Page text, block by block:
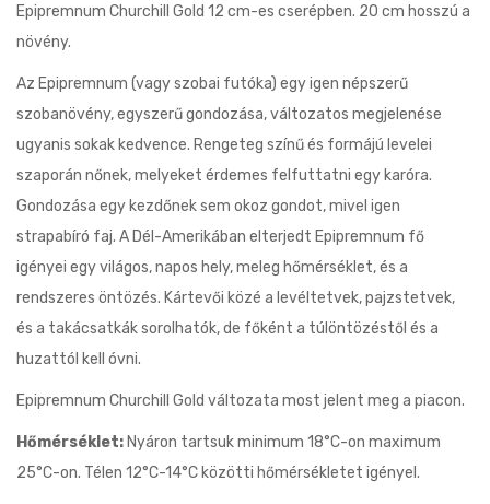
Epipremnum Churchill Gold 12 cm-es cserépben. 20 cm hosszú a
növény.
Az Epipremnum (vagy szobai futóka) egy igen népszerű
szobanövény, egyszerű gondozása, változatos megjelenése
ugyanis sokak kedvence. Rengeteg színű és formájú levelei
szaporán nőnek, melyeket érdemes felfuttatni egy karóra.
Gondozása egy kezdőnek sem okoz gondot, mivel igen
strapabíró faj. A Dél-Amerikában elterjedt Epipremnum fő
igényei egy világos, napos hely, meleg hőmérséklet, és a
rendszeres öntözés. Kártevői közé a levéltetvek, pajzstetvek,
és a takácsatkák sorolhatók, de főként a túlöntözéstől és a
huzattól kell óvni.
Epipremnum Churchill Gold változata most jelent meg a piacon.
Hőmérséklet: Nyáron tartsuk minimum 18°C-on maximum
25°C-on. Télen 12°C-14°C közötti hőmérsékletet igényel.